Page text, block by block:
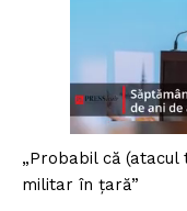
„Probabil că
militar în țară”